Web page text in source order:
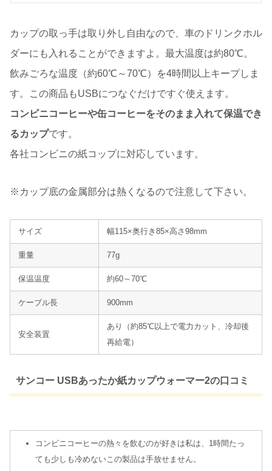
カップの取っ手は取り外し自由なので、車のドリンクホル
ダーにも入れることができますよ。最大温度は約80℃。
飲みごろな温度（約60℃～70℃）を4時間以上キープしま
す。この商品もUSBにつなぐだけですぐ使えます。
コンビニコーヒーや缶コーヒーをそのまま入れて保温でき
るカップです。
各社コンビニの紙コップに対応しています。
※カップ底の金属部分は熱くなるので注意して下さい。
サイズ 幅115×奥行き85×高さ98mm
重量 77g
保温温度 約60～70℃
ケーブル長 900mm
安全装置
あり（約85℃以上で電力カット、冷却後
再給電）
サンコー USBあったか紙カップウォーマー2の口コミ
コンビニコーヒーの熱々を飲むのが好きは私は、1時間たっ
ても少しも冷めないこの製品は手放せません。